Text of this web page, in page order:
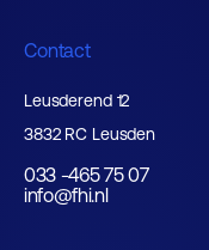
Contact
Leusderend 12
3832 RC Leusden
033 -465 75 07
info@fhi.nl